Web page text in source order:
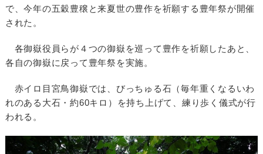
で、今年の五穀豊穣と来夏世の豊作を祈願する豊年祭が開催
された。
各御嶽役員らが４つの御嶽を巡って豊作を祈願したあと、
各自の御嶽に戻って豊年祭を実施。
赤イロ目宮鳥御嶽では、びっちゅる石（毎年重くなるいわ
れのある大石・約60キロ）を持ち上げて、練り歩く儀式が行
われる。